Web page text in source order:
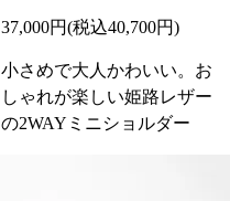
37,000円(税込40,700円)
小さめで大人かわいい。お
しゃれが楽しい姫路レザー
の2WAYミニショルダー